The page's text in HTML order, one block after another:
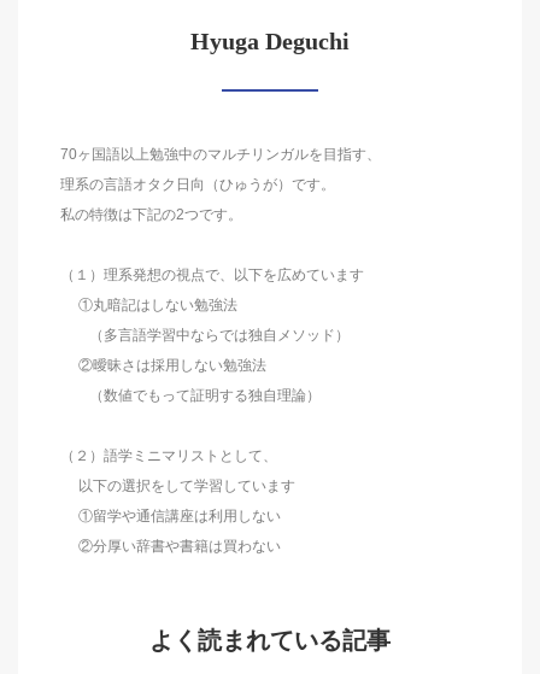
Hyuga Deguchi
70ヶ国語以上勉強中のマルチリンガルを目指す、
理系の言語オタク日向（ひゅうが）です。
私の特徴は下記の2つです。
（１）理系発想の視点で、以下を広めています
①丸暗記はしない勉強法
（多言語学習中ならでは独自メソッド）
②曖昧さは採用しない勉強法
（数値でもって証明する独自理論）
（２）語学ミニマリストとして、
以下の選択をして学習しています
①留学や通信講座は利用しない
②分厚い辞書や書籍は買わない
よく読まれている記事